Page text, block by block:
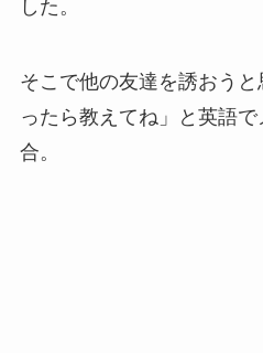
した。
そこで他の友達を誘おう
ったら教えてね」と英語
合。